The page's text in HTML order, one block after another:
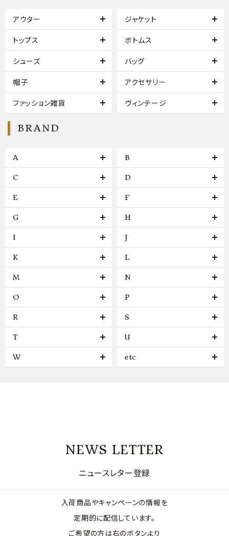
アウター ジャケット
トップス ボトムス
シューズ バッグ
帽子 アクセサリー
ファッション雑貨 ヴィンテージ
BRAND
A B
C D
E F
G H
I J
K L
M N
O P
R S
T U
W etc
NEWS LETTER
ニュースレター登録
入荷商品やキャンペーンの情報を
定期的に配信しています。
ご希望の方は右のボタンより